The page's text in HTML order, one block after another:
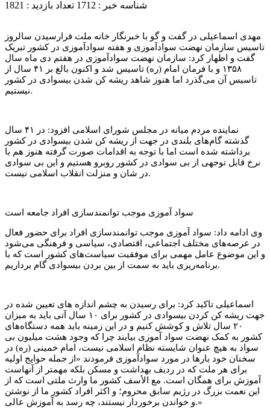
شناسه خبر : 1712
تعداد بازدید : 1821
مهدی اسماعیلی در گفت و گو با خبرنگار خانه ملت فرارسیدن سالروز
تاسیس سازمان نهضت سوادآموزی و هفته سوادآموزی در کشور تبریک
گفت و اظهار کرد: سازمان نهضت سوادآموزی در هفتم دی ماه سال
۱۳۵۸ و با فرمان امام (ره) تاسیس شد و اکنون بالغ بر ۴۱ سال از
تاسیس آن می‌گذرد اما هنوز شاهد ریشه کن شدن بیسوادی در کشور
نیستیم.
نماینده مردم میانه در مجلس شورای اسلامی افزود: در ۴۱ سال
گذشته گام‌های بلندی در جهت از ریشه کن شدن بیسوادی در کشور
برداشته شده است اما با توجه به اقدامات صورت گرفته هنوز هم با
نرخ قابل توجهی از بی سوادی در کشور روبرو هستیم و این بی سوادی
در شان و منزلت انقلاب اسلامی نیست.
سواد آموزی موجب توانمندسازی افراد جامعه است
وی ادامه داد: سواد آموزی موجب توانمندسازی افراد برای حضور فعال
در عرصه‌های مختلف اجتماعی، اقتصادی، سیاسی و فرهنگی می‌شود
و این موضوع عامل مهمی برای موفقیت سیاست‌های کشور است که با
برنامه‌ریزی باید به سمت از بین بردن بیسوادی گام برداریم.
اسماعیلی تاکید کرد: برای رسیدن به چشم اندازه های تعیین شده در
جهت ریشه کن کردن بیسوادی در کشور برای ۱۰ سال آتی باید به میزان
۲۰ سال تلاش و کوشش کنیم و در این زمینه باید همه دستگاه‌های
کشور به کمک نهضت سواد آموزی بیایند چرا که وجود هشت میلیون بی
سواد به هیچ عنوان شایسته نظام اسلامی نیست، امام خمینی (ره) در
سخنان خود بارها در مورد سوادآموزی فرمودند «از جمله حوایج اولیه
برای هر ملت که در ردیف بهداشت و مسکن بلکه مهمتر از آنهاست
آموزش برای همگان است. مع الأسف کشور ما وارث ملتی است که از
این نعمت بزرگ در رژیم سابق محروم؛ و اکثر افراد کشور ما از نوشتن
و خواندن برخوردار نیستند، چه رسد به آموزش عالی.»